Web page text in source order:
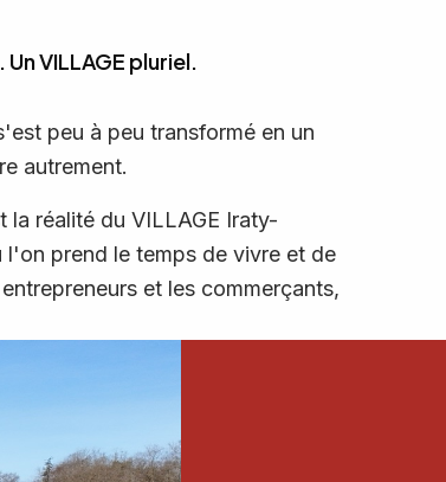
Un VILLAGE pluriel.
peu à peu transformé en un
autrement.
réalité du VILLAGE Iraty-
l'on prend le temps de vivre et de
et les commerçants,